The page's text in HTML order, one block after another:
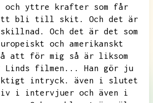
och yttre krafter som får
bli till skit.
Och det är
Och det är det som
och amerikanskt
att för mig så är liksom
Linds filmen...
Han gör ju
intryck.
även i slutet
i intervjuer och även i